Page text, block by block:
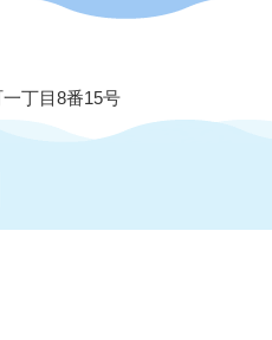
丁目8番15号